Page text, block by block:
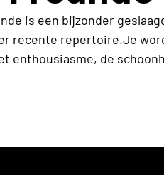
is een bijzonder
recente repertoire.Je
enthousiasme, de